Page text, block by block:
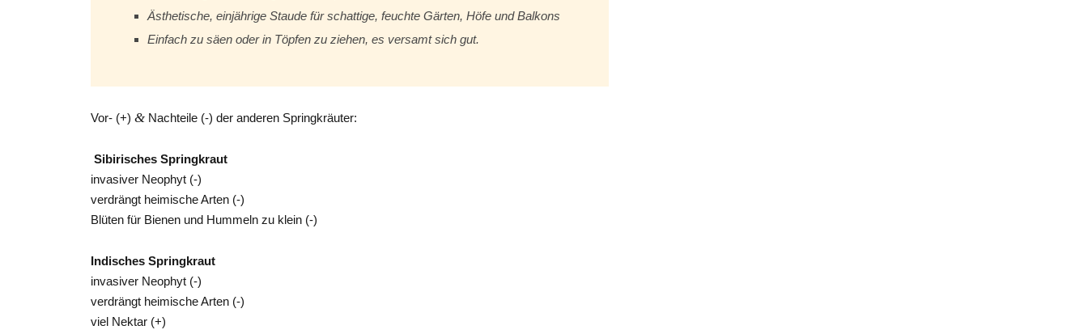
Ästhetische, einjährige Staude für schattige, feuchte Gärten, Höfe und Balkons
Einfach zu säen oder in Töpfen zu ziehen, es versamt sich gut.
Vor- (+) & Nachteile (-) der anderen Springkräuter:
Sibirisches Springkraut
invasiver Neophyt (-)
verdrängt heimische Arten (-)
Blüten für Bienen und Hummeln zu klein (-)
Indisches Springkraut
invasiver Neophyt (-)
verdrängt heimische Arten (-)
viel Nektar (+)